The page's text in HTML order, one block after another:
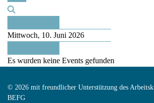
Mittwoch, 10. Juni 2026
Es wurden keine Events gefunden
© 2026 mit freundlicher Unterstützung des
BEFG